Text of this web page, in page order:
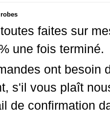
faites sur
une fois terminé.
ont besoin
s'il vous plaît
de confirmation